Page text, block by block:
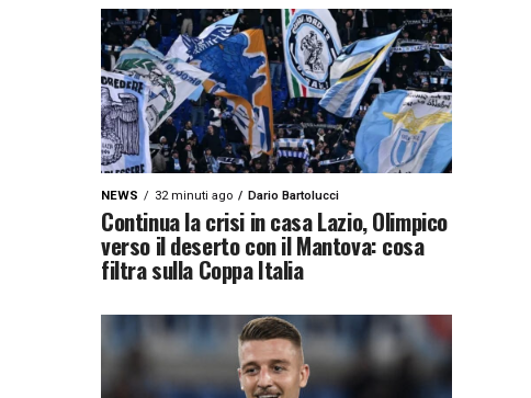
NEWS 32 minuti ago Dario Bartolucci
Continua la crisi in casa Lazio, Olimpico
verso il deserto con il Mantova: cosa
filtra sulla Coppa Italia